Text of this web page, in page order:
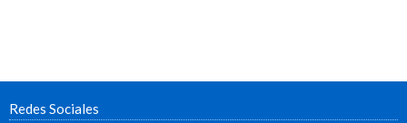
Redes Sociales